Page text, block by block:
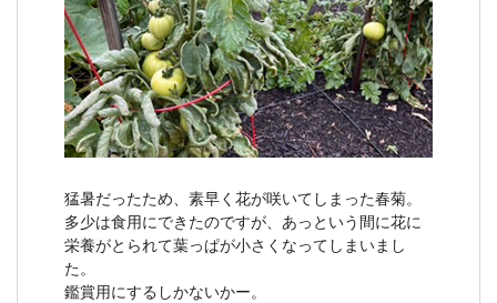
猛暑だったため、素早く花が咲いてしまった春菊。
多少は食用にできたのですが、あっという間に花に
栄養がとられて葉っぱが小さくなってしまいまし
た。
鑑賞用にするしかないかー。